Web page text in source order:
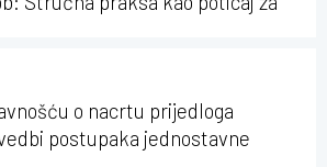
o nacrtu prijedloga
postupaka jednostavne